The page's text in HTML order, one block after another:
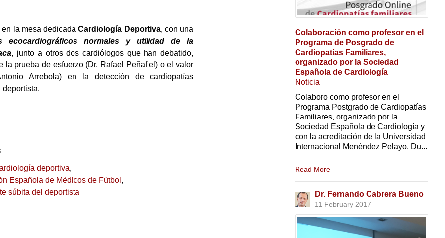
en la mesa dedicadaCardiología Deportiva, con una
ecocardiográficos normales y utilidad de la
, junto a otros dos cardiólogos que han debatido,
la prueba de esfuerzo (Dr. Rafael Peñafiel) o el valor
Arrebola) en la detección de cardiopatías
deportista.
deportiva
Española de Médicos de Fútbol
súbita del deportista
Colaboración como profesor en el
Programa de Posgrado de
Cardiopatías Familiares,
organizado por la Sociedad
Española de Cardiología
Noticia
Colaboro como profesor en el
Programa Postgrado de Cardiopatías
Familiares, organizado por la
Sociedad Española de Cardiología y
con la acreditación de la Universidad
Internacional Menéndez Pelayo. Du...
Read More
Dr. Fernando Cabrera Bueno
11 February 2017